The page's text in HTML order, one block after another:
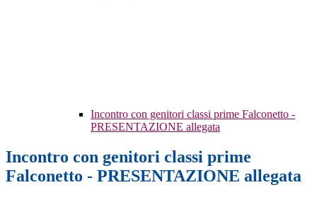
Incontro con genitori classi prime Falconetto -
PRESENTAZIONE allegata
Incontro con genitori classi prime
Falconetto - PRESENTAZIONE allegata